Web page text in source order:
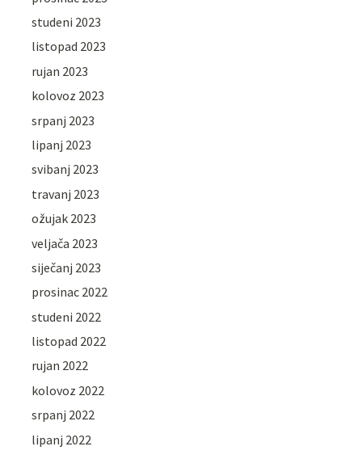
studeni 2023
listopad 2023
rujan 2023
kolovoz 2023
srpanj 2023
lipanj 2023
svibanj 2023
travanj 2023
ožujak 2023
veljača 2023
siječanj 2023
prosinac 2022
studeni 2022
listopad 2022
rujan 2022
kolovoz 2022
srpanj 2022
lipanj 2022